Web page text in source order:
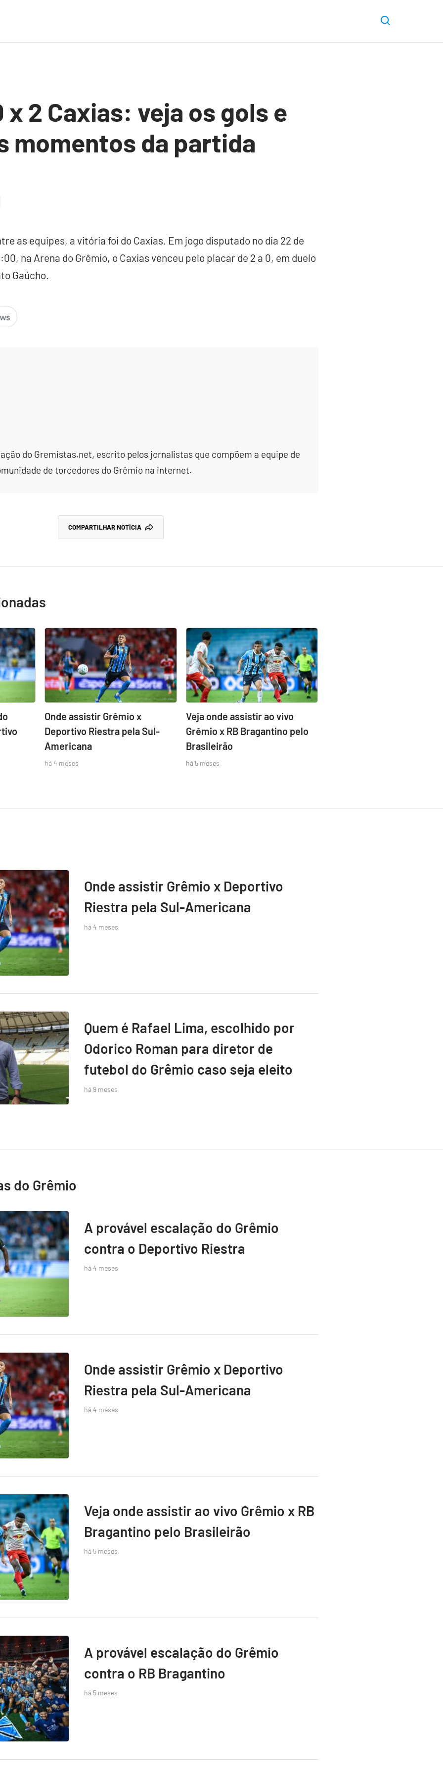
x 2 Caxias: veja os gols e
momentos da partida
as equipes, a vitória foi do Caxias. Em jogo disputado no dia 22 de
na Arena do Grêmio, o Caxias venceu pelo placar de 2 a 0, em duelo
Gaúcho.
do Gremistas.net, escrito pelos jornalistas que compõem a equipe de
de torcedores do Grêmio na internet.
COMPARTILHAR NOTÍCIA
Onde assistir Grêmio x
Deportivo Riestra pela Sul-
Americana
há 4 meses
Veja onde assistir ao vivo
Grêmio x RB Bragantino pelo
Brasileirão
há 5 meses
Onde assistir Grêmio x Deportivo
Riestra pela Sul-Americana
há 4 meses
Quem é Rafael Lima, escolhido por
Odorico Roman para diretor de
futebol do Grêmio caso seja eleito
há 9 meses
do Grêmio
A provável escalação do Grêmio
contra o Deportivo Riestra
há 4 meses
Onde assistir Grêmio x Deportivo
Riestra pela Sul-Americana
há 4 meses
Veja onde assistir ao vivo Grêmio x RB
Bragantino pelo Brasileirão
há 5 meses
A provável escalação do Grêmio
contra o RB Bragantino
há 5 meses